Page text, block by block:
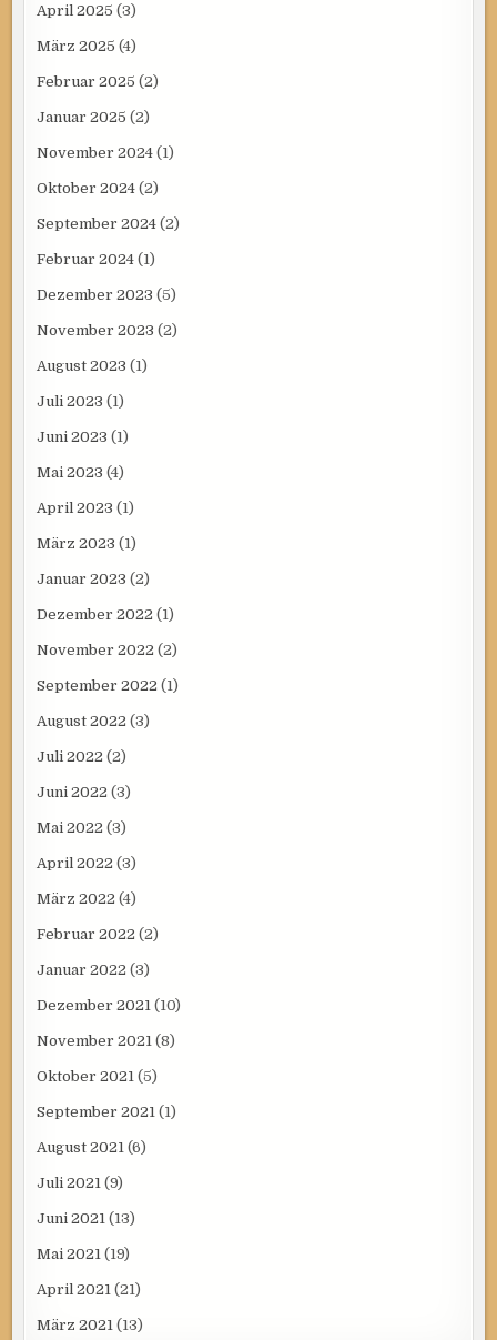
April 2025 (3)
März 2025 (4)
Februar 2025 (2)
Januar 2025 (2)
November 2024 (1)
Oktober 2024 (2)
September 2024 (2)
Februar 2024 (1)
Dezember 2023 (5)
November 2023 (2)
August 2023 (1)
Juli 2023 (1)
Juni 2023 (1)
Mai 2023 (4)
April 2023 (1)
März 2023 (1)
Januar 2023 (2)
Dezember 2022 (1)
November 2022 (2)
September 2022 (1)
August 2022 (3)
Juli 2022 (2)
Juni 2022 (3)
Mai 2022 (3)
April 2022 (3)
März 2022 (4)
Februar 2022 (2)
Januar 2022 (3)
Dezember 2021 (10)
November 2021 (8)
Oktober 2021 (5)
September 2021 (1)
August 2021 (6)
Juli 2021 (9)
Juni 2021 (13)
Mai 2021 (19)
April 2021 (21)
März 2021 (13)